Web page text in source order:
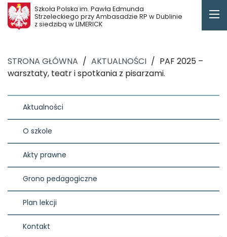
Szkoła Polska im. Pawła Edmunda
Strzeleckiego przy Ambasadzie RP w Dublinie
z siedzibą w LIMERICK
STRONA GŁÓWNA / AKTUALNOŚCI / PAF 2025 –
warsztaty, teatr i spotkania z pisarzami.
Aktualności
O szkole
Akty prawne
Grono pedagogiczne
Plan lekcji
Kontakt